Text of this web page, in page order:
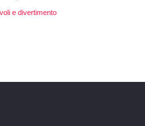
e divertimento